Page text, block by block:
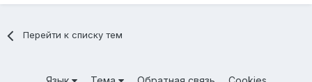
Перейти к списку тем